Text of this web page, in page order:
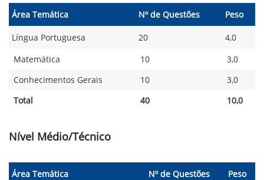
Área Temática Nº de Questões Peso
Língua Portuguesa 20
4,0
Matemática
10
3,0
Conhecimentos Gerais
10
3,0
Total
40 10,0
Nível Médio/Técnico
Área Temática Nº de Questões Peso